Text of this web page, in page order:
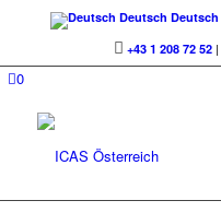
Deutsch Deutsch
+43 1 208 72 52|
0